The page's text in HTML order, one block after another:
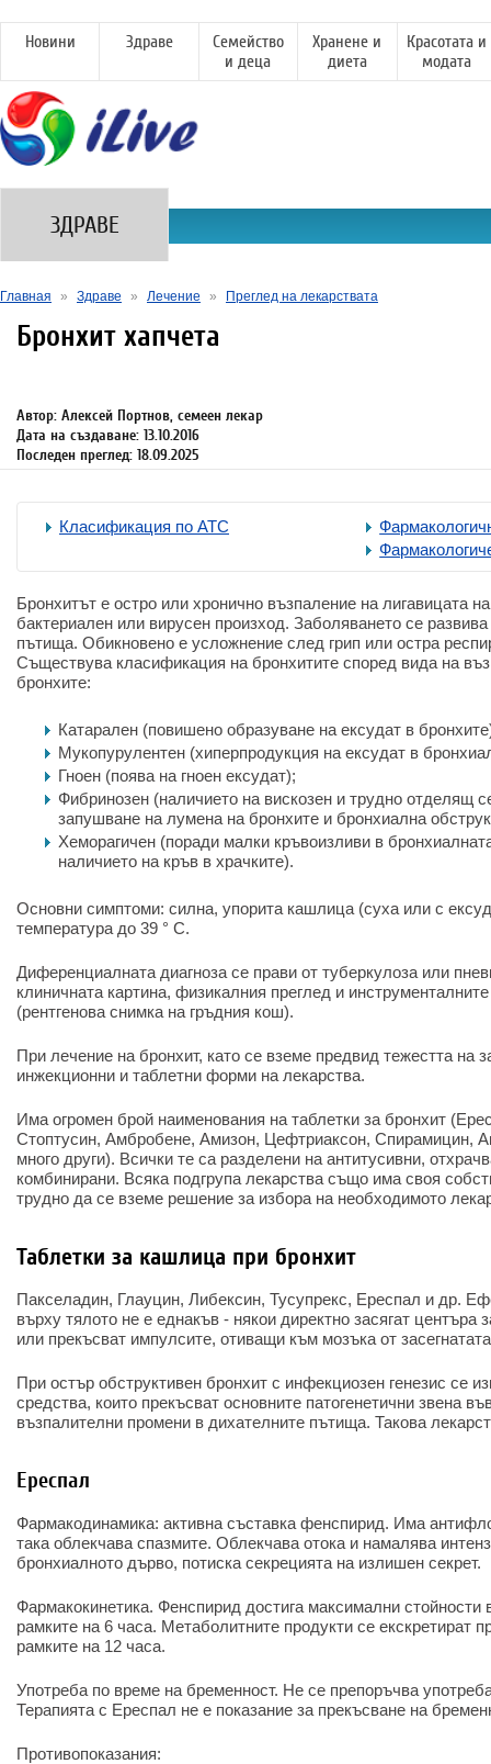
Новини Здраве
Семейство
и деца
Хранене и
диета
Красотата и
модата
ЗДРАВЕ
Главная » Здраве » Лечение » Преглед на лекарствата
Бронхит хапчета
Автор: Алексей Портнов, семеен лекар
Дата на създаване: 13.10.2016
Последен преглед: 18.09.2025
Класификация по ATC
Бронхитът е остро или хронично възпаление на лигавицата
бактериален или вирусен произход. Заболяването се
пътища. Обикновено е усложнение след грип или остра
Съществува класификация на бронхитите според вида на
бронхите:
Катарален (повишено образуване на ексудат в
Мукопурулентен (хиперпродукция на ексудат в
Гноен (поява на гноен ексудат);
Фибринозен (наличието на вискозен и трудно отделящ
запушване на лумена на бронхите и бронхиална
Хеморагичен (поради малки кръвоизливи в
наличието на кръв в храчките).
Основни симптоми: силна, упорита кашлица (суха или с
температура до 39 ° C.
Диференциалната диагноза се прави от туберкулоза или
клиничната картина, физикалния преглед и
(рентгенова снимка на гръдния кош).
При лечение на бронхит, като се вземе предвид тежестта на
инжекционни и таблетни форми на лекарства.
Има огромен брой наименования на таблетки за бронхит
Стоптусин, Амбробене, Амизон, Цефтриаксон, Спирамицин,
много други). Всички те са разделени на антитусивни,
комбинирани. Всяка подгрупа лекарства също има своя
трудно да се вземе решение за избора на необходимото
Таблетки за кашлица при бронхит
Пакселадин, Глауцин, Либексин, Тусупрекс, Ереспал и др.
върху тялото не е еднакъв - някои директно засягат центъра
или прекъсват импулсите, отиващи към мозъка от
При остър обструктивен бронхит с инфекциозен генезис се
средства, които прекъсват основните патогенетични звена
възпалителни промени в дихателните пътища. Такова
Ереспал
Фармакодинамика: активна съставка фенспирид. Има
така облекчава спазмите. Облекчава отока и намалява
бронхиалното дърво, потиска секрецията на излишен секрет.
Фармакокинетика. Фенспирид достига максимални стойности
рамките на 6 часа. Метаболитните продукти се екскретират
рамките на 12 часа.
Употреба по време на бременност. Не се препоръчва
Терапията с Ереспал не е показание за прекъсване на
Противопоказания: